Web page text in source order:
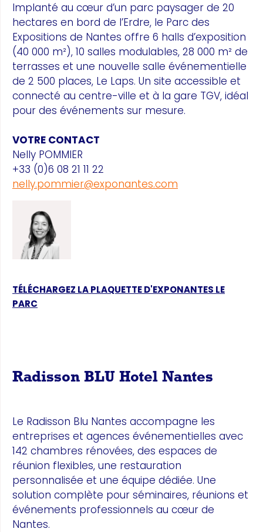
Implanté au cœur d’un parc paysager de 20
hectares en bord de l’Erdre, le Parc des
Expositions de Nantes offre 6 halls d’exposition
(40 000 m²), 10 salles modulables, 28 000 m² de
terrasses et une nouvelle salle événementielle
de 2 500 places, Le Laps. Un site accessible et
connecté au centre-ville et à la gare TGV, idéal
pour des événements sur mesure.
VOTRE CONTACT
Nelly POMMIER
+33 (0)6 08 21 11 22
nelly.pommier@exponantes.com
TÉLÉCHARGEZ LA PLAQUETTE D'EXPONANTES LE
PARC
Radisson BLU Hotel Nantes
Le Radisson Blu Nantes accompagne les
entreprises et agences événementielles avec
142 chambres rénovées, des espaces de
réunion flexibles, une restauration
personnalisée et une équipe dédiée. Une
solution complète pour séminaires, réunions et
événements professionnels au cœur de
Nantes.